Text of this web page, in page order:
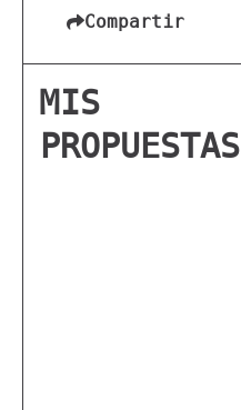
Compartir
MIS
PROPUESTAS